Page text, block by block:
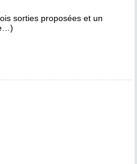
sorties proposées et un